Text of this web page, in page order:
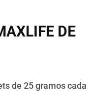
DE
de 25 gramos cada